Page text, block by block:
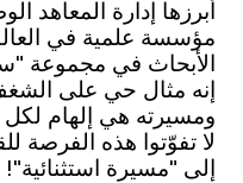
مؤسسة علمية في
الأبحاث في مجموعة
إنه مثال حي على الشغف
ومسيرته هي إلهام
لا تفوّتوا هذه الفرصة
إلى "مسيرة استثنائية"!